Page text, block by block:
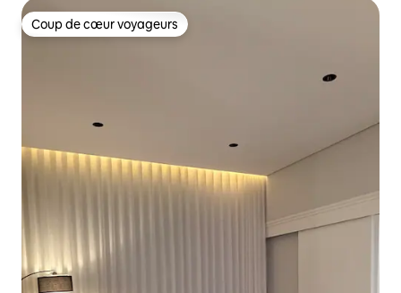
Coup de cœur voyageurs
Coup de cœur voyageurs